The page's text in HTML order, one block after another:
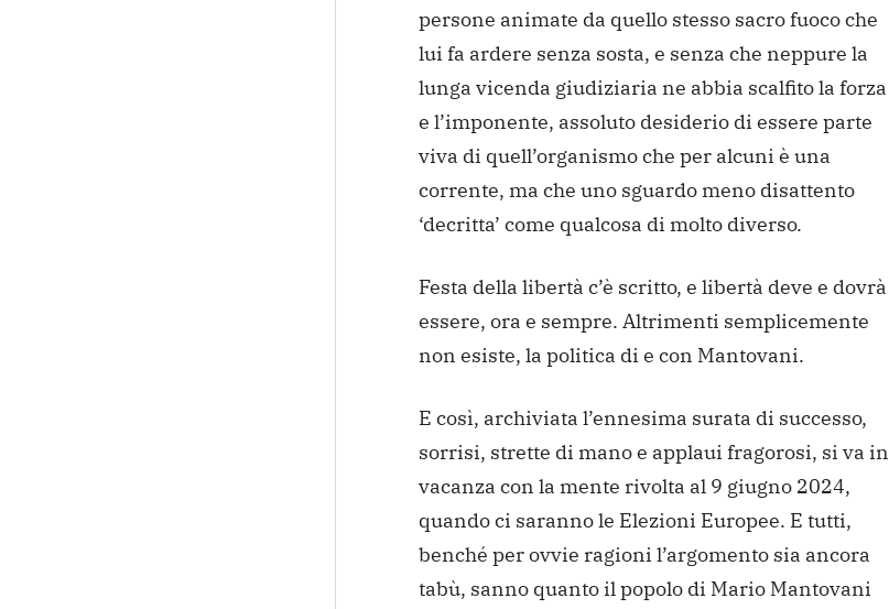
persone animate da quello stesso sacro fuoco che
lui fa ardere senza sosta, e senza che neppure la
lunga vicenda giudiziaria ne abbia scalfito la forza
e l’imponente, assoluto desiderio di essere parte
viva di quell’organismo che per alcuni è una
corrente, ma che uno sguardo meno disattento
‘decritta’ come qualcosa di molto diverso.
Festa della libertà c’è scritto, e libertà deve e dovrà
essere, ora e sempre. Altrimenti semplicemente
non esiste, la politica di e con Mantovani.
E così, archiviata l’ennesima surata di successo,
sorrisi, strette di mano e applaui fragorosi, si va in
vacanza con la mente rivolta al 9 giugno 2024,
quando ci saranno le Elezioni Europee. E tutti,
benché per ovvie ragioni l’argomento sia ancora
tabù, sanno quanto il popolo di Mario Mantovani